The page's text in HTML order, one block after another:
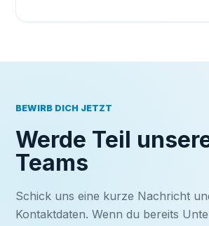
BEWIRB DICH JETZT
Werde Teil
Teams
Schick uns eine kurze Nachricht
Kontaktdaten. Wenn du bereits